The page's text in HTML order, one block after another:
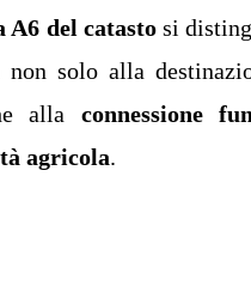
A6 del catastosi
non solo alla
alla connessione
agricola.